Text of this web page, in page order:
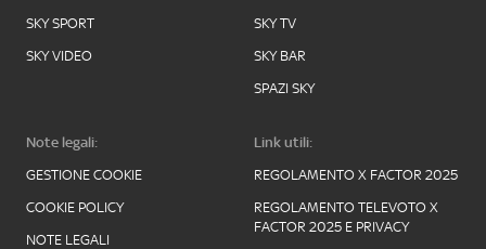
SKY SPORT
SKY VIDEO
SKY TV
SKY BAR
SPAZI SKY
Note legali:
GESTIONE COOKIE
COOKIE POLICY
NOTE LEGALI
Link utili:
REGOLAMENTO X FACTOR 2025
REGOLAMENTO TELEVOTO X
FACTOR 2025 E PRIVACY